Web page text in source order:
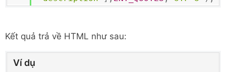
Kết quả trả về HTML như sau:
Ví dụ